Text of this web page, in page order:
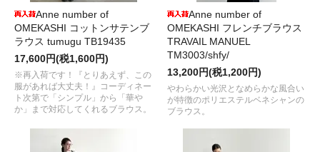
Anne number of
OMEKASHI コットンサテンブ
ラウス tumugu TB19435
17,600円(税1,600円)
※再入荷です！『とりあえず、この
服があれば大丈夫！』コーディネー
ト次第で「シンプル」から「華や
か」まで対応してくれるブラウス。
Anne number of
OMEKASHI フレンチブラウス
TRAVAIL MANUEL
TM3003/shfy/
13,200円(税1,200円)
やわらかい光沢となめらかな風合い
が特徴のポリエステルベネシャンの
ブラウス。